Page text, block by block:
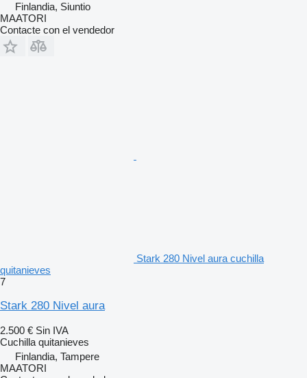
Finlandia, Siuntio
MAATORI
Contacte con el vendedor
Stark 280 Nivel aura cuchilla
quitanieves
7
Stark 280 Nivel aura
2.500 € Sin IVA
Cuchilla quitanieves
Finlandia, Tampere
MAATORI